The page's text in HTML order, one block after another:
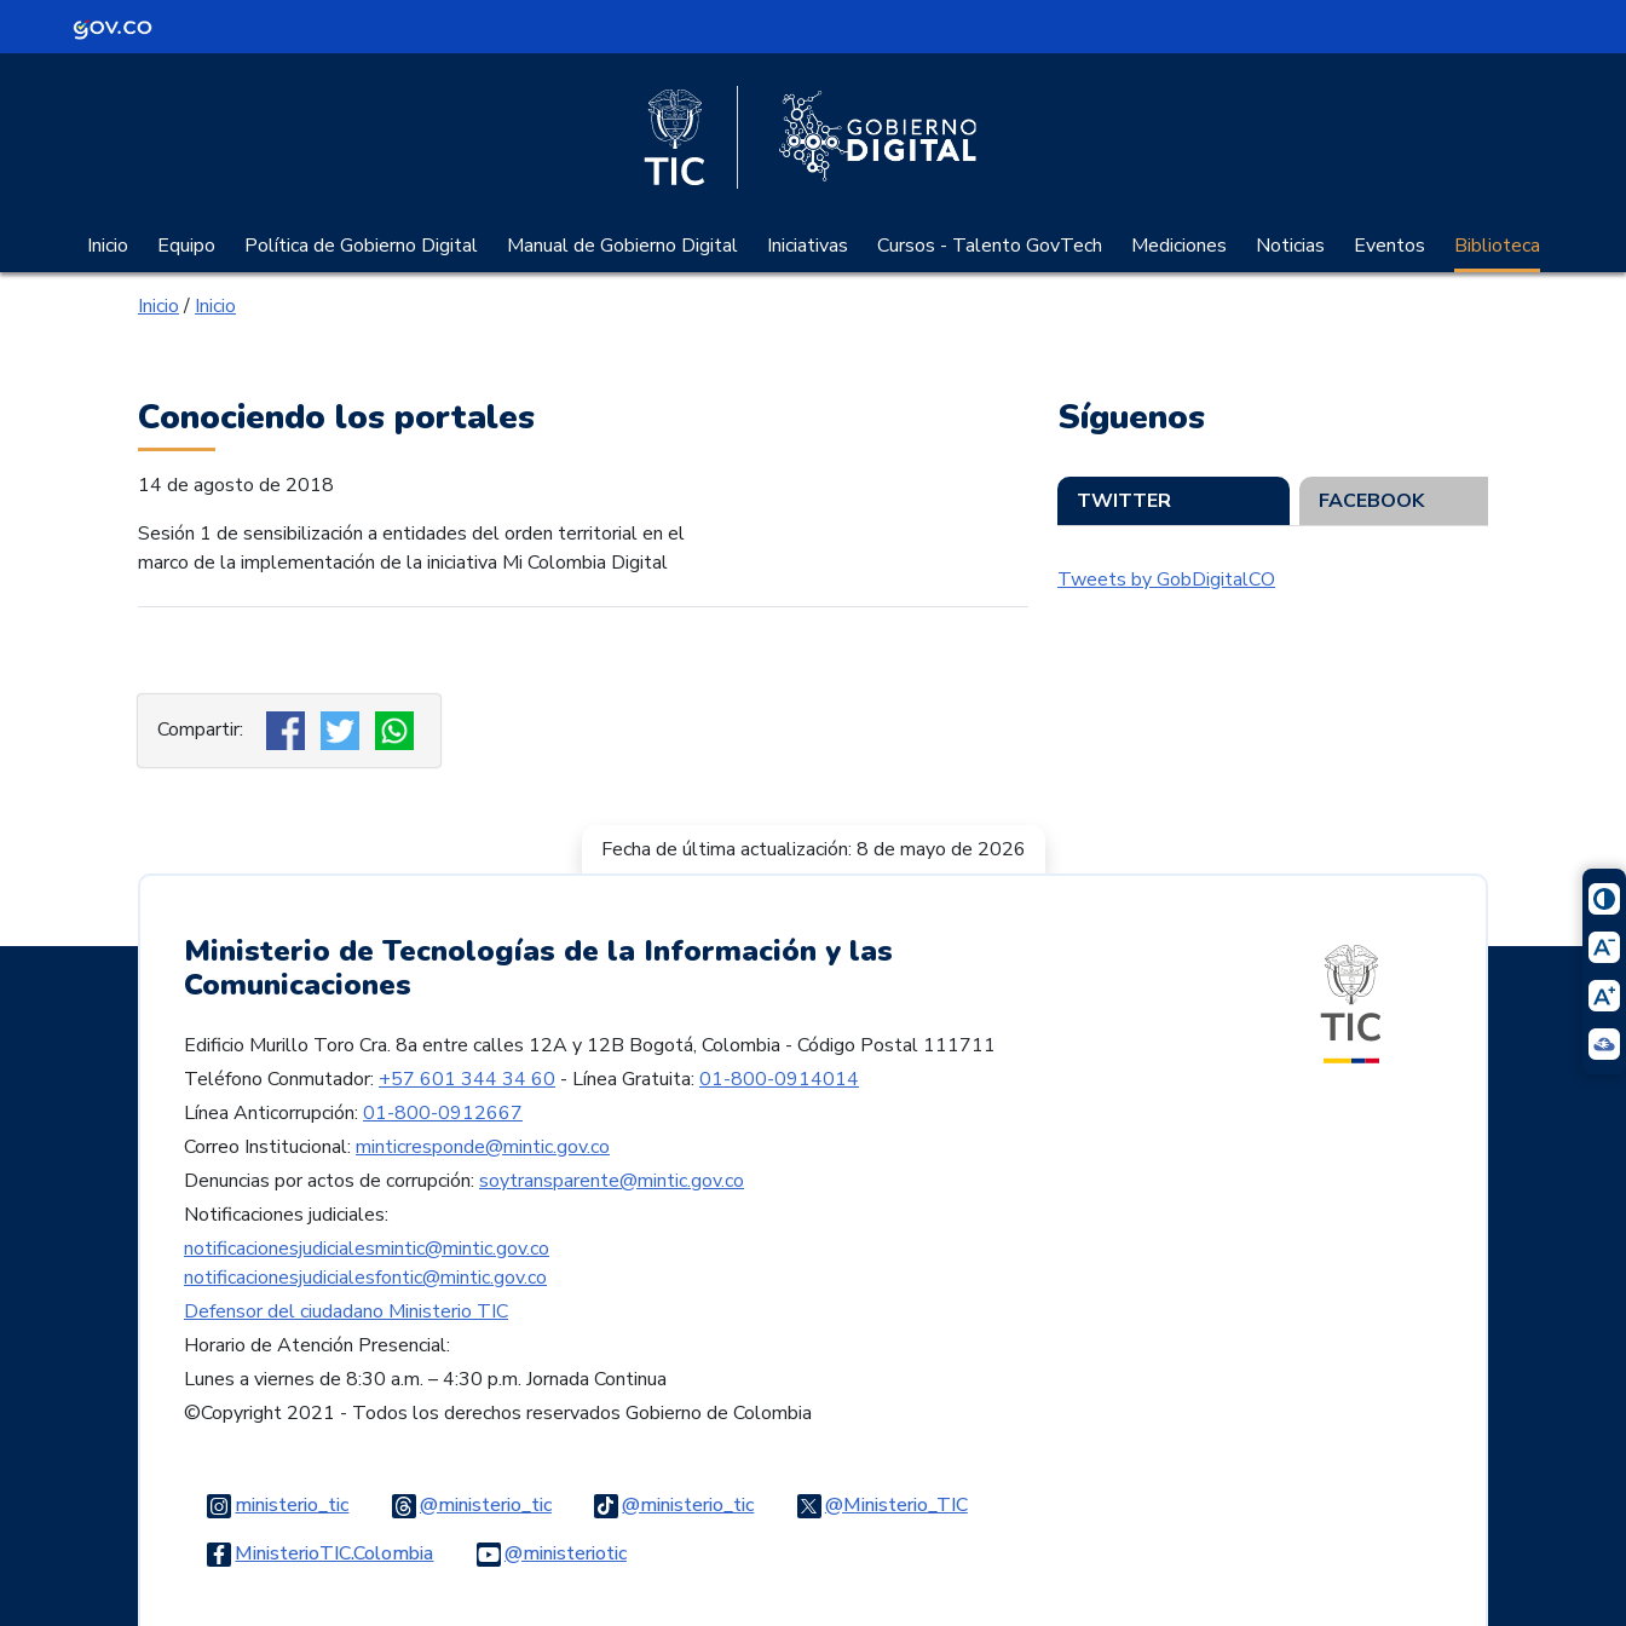
Logo Gobierno de Colombia
Logo del Ministerio TIC
Inicio Equipo Política de Gobierno Digital Manual de Gobierno Digital Iniciativas Cursos - Talento GovTech Mediciones Noticias Eventos Biblioteca
Inicio/Inicio
Conociendo los portales
14 de agosto de 2018
Sesión 1 de sensibilización a entidades del orden territorial en el
marco de la implementación de la iniciativa Mi Colombia Digital
Síguenos
TWITTER FACEBOOK
Tweets by GobDigitalCO
Fecha de última actualización: 8 de mayo de 2026
Ministerio de Tecnologías de la Información y las
Comunicaciones
Edificio Murillo Toro Cra. 8a entre calles 12A y 12B Bogotá, Colombia - Código Postal 111711
Teléfono Conmutador: +57 601 344 34 60 - Línea Gratuita: 01-800-0914014
Línea Anticorrupción: 01-800-0912667
Correo Institucional: minticresponde@mintic.gov.co
Denuncias por actos de corrupción: soytransparente@mintic.gov.co
Notificaciones judiciales:
notificacionesjudicialesmintic@mintic.gov.co
notificacionesjudicialesfontic@mintic.gov.co
Defensor del ciudadano Ministerio TIC
Horario de Atención Presencial:
Lunes a viernes de 8:30 a.m. – 4:30 p.m. Jornada Continua
©Copyright 2021 - Todos los derechos reservados Gobierno de Colombia
ministerio_ticLogo Instagram@ministerio_ticLogo Threads@ministerio_ticLogo Tiktok@Ministerio_TICLogo Twitter
MinisterioTIC.ColombiaLogo Facebook@ministerioticLogo Youtube